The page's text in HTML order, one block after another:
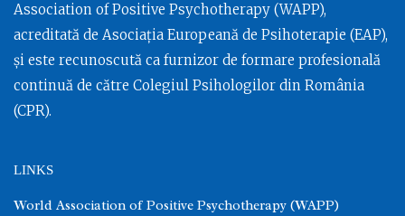
Association of Positive Psychotherapy (WAPP),
acreditată de Asociația Europeană de Psihoterapie (EAP),
și este recunoscută ca furnizor de formare profesională
continuă de către Colegiul Psihologilor din România
(CPR).
LINKS
World Association of Positive Psychotherapy (WAPP)